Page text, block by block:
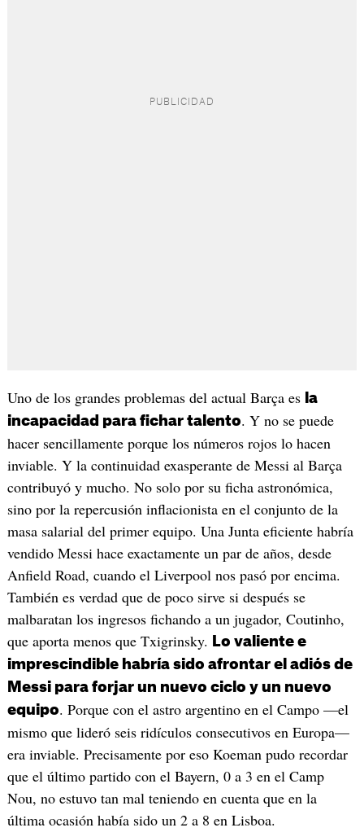
Uno de los grandes problemas del actual Barça es la
incapacidad para fichar talento. Y no se puede
hacer sencillamente porque los números rojos lo hacen
inviable. Y la continuidad exasperante de Messi al Barça
contribuyó y mucho. No solo por su ficha astronómica,
sino por la repercusión inflacionista en el conjunto de la
masa salarial del primer equipo. Una Junta eficiente habría
vendido Messi hace exactamente un par de años, desde
Anfield Road, cuando el Liverpool nos pasó por encima.
También es verdad que de poco sirve si después se
malbaratan los ingresos fichando a un jugador, Coutinho,
que aporta menos que Txigrinsky.
Lo valiente e
imprescindible habría sido afrontar el adiós de
Messi para forjar un nuevo ciclo y un nuevo
equipo. Porque con el astro argentino en el Campo —el
mismo que lideró seis ridículos consecutivos en Europa—
era inviable. Precisamente por eso Koeman pudo recordar
que el último partido con el Bayern, 0 a 3 en el Camp
Nou, no estuvo tan mal teniendo en cuenta que en la
última ocasión había sido un 2 a 8 en Lisboa.